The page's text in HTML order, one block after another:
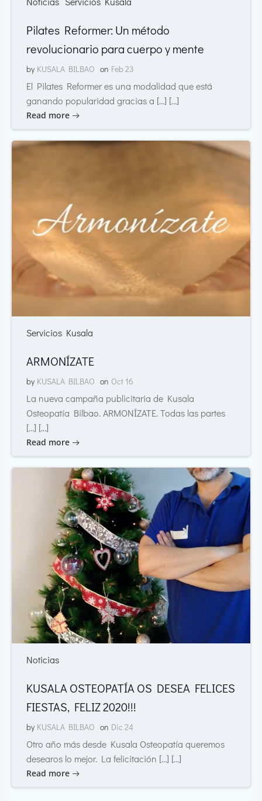
Pilates Reformer: Un método
revolucionario para cuerpo y mente
by KUSALA BILBAO on Feb 23
El Pilates Reformer es una modalidad que está
ganando popularidad gracias a […] […]
Read more
Servicios Kusala
ARMONÍZATE
by KUSALA BILBAO on Oct 16
La nueva campaña publicitaria de Kusala
Osteopatía Bilbao. ARMONÍZATE. Todas las partes
[…] […]
Read more
Noticias
KUSALA OSTEOPATÍA OS DESEA FELICES
FIESTAS, FELIZ 2020!!!
by KUSALA BILBAO on Dic 24
Otro año más desde Kusala Osteopatía queremos
desearos lo mejor. La felicitación […] […]
Read more